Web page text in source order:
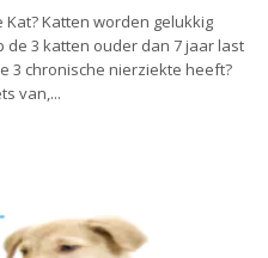
Katten worden gelukkig
de 3 katten ouder dan 7 jaar last
3 chronische nierziekte heeft?
van,...